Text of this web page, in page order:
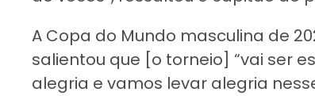
A Copa do Mundo masculina de
salientou que [o torneio] “vai ser
alegria e vamos levar alegria